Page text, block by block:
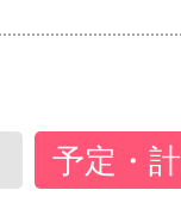
予定・